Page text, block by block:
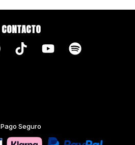
CONTACTO
Pago Seguro